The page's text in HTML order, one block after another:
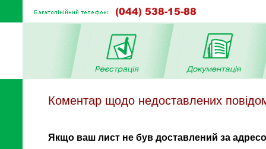
Коментар щодо недоставлених
Якщо ваш лист не був доставлений за